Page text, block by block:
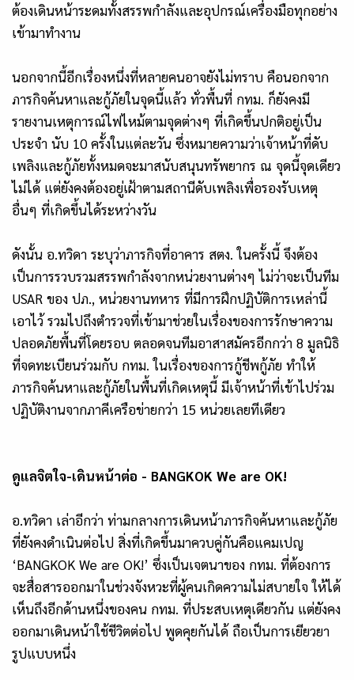
ต้องเดินหน้าระดมทั้งสรรพกำลังและอุปกรณ์เครื่องมือทุกอย่าง
เข้ามาทำงาน
นอกจากนี้อีกเรื่องหนึ่งที่หลายคนอาจยังไม่ทราบ คือนอกจาก
ภารกิจค้นหาและกู้ภัยในจุดนี้แล้ว ทั่วพื้นที่ กทม. ก็ยังคงมี
รายงานเหตุการณ์ไฟไหม้ตามจุดต่างๆ ที่เกิดขึ้นปกติอยู่เป็น
ประจำ นับ 10 ครั้งในแต่ละวัน ซึ่งหมายความว่าเจ้าหน้าที่ดับ
เพลิงและกู้ภัยทั้งหมดจะมาสนับสนุนทรัพยากร ณ จุดนี้จุดเดียว
ไม่ได้ แต่ยังคงต้องอยู่เฝ้าตามสถานีดับเพลิงเพื่อรองรับเหตุ
อื่นๆ ที่เกิดขึ้นได้ระหว่างวัน
ดังนั้น อ.ทวิดา ระบุว่าภารกิจที่อาคาร สตง. ในครั้งนี้ จึงต้อง
เป็นการรวบรวมสรรพกำลังจากหน่วยงานต่างๆ ไม่ว่าจะเป็นทีม
USAR ของ ปภ., หน่วยงานทหาร ที่มีการฝึกปฏิบัติการเหล่านี้
เอาไว้ รวมไปถึงตำรวจที่เข้ามาช่วยในเรื่องของการรักษาความ
ปลอดภัยพื้นที่โดยรอบ ตลอดจนทีมอาสาสมัครอีกกว่า 8 มูลนิธิ
ที่จดทะเบียนร่วมกับ กทม. ในเรื่องของการกู้ชีพกู้ภัย ทำให้
ภารกิจค้นหาและกู้ภัยในพื้นที่เกิดเหตุนี้ มีเจ้าหน้าที่เข้าไปร่วม
ปฏิบัติงานจากภาคีเครือข่ายกว่า 15 หน่วยเลยทีเดียว
ดูแลจิตใจ-เดินหน้าต่อ - BANGKOK We are OK!
อ.ทวิดา เล่าอีกว่า ท่ามกลางการเดินหน้าภารกิจค้นหาและกู้ภัย
ที่ยังคงดำเนินต่อไป สิ่งที่เกิดขึ้นมาควบคู่กันคือแคมเปญ
‘BANGKOK We are OK!’ ซึ่งเป็นเจตนาของ กทม. ที่ต้องการ
จะสื่อสารออกมาในช่วงจังหวะที่ผู้คนเกิดความไม่สบายใจ ให้ได้
เห็นถึงอีกด้านหนึ่งของคน กทม. ที่ประสบเหตุเดียวกัน แต่ยังคง
ออกมาเดินหน้าใช้ชีวิตต่อไป พูดคุยกันได้ ถือเป็นการเยียวยา
รูปแบบหนึ่ง